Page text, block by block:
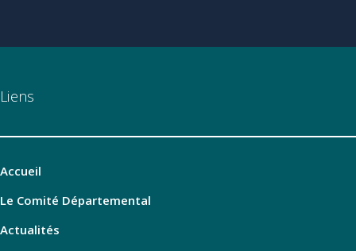
Liens
Accueil
Le Comité Départemental
Actualités